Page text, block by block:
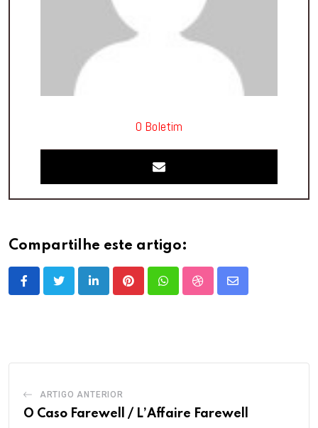
O Boletim
Compartilhe este artigo:
LinkedInPinterestWhatsappStumbleUpon
Share
ARTIGO ANTERIOR
O Caso Farewell / L’Affaire Farewell